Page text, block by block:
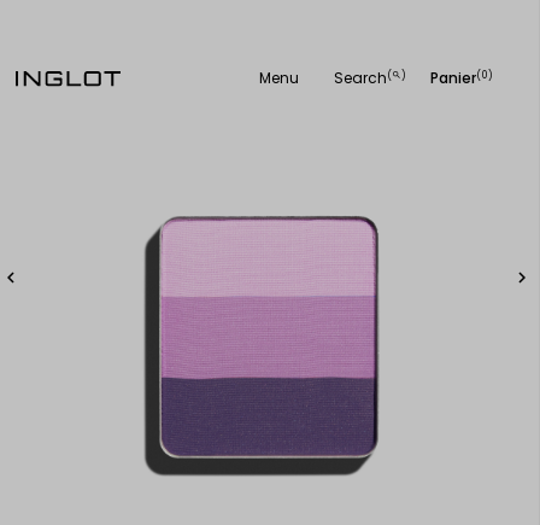
Menu Search(
search ) Panier(0)
 